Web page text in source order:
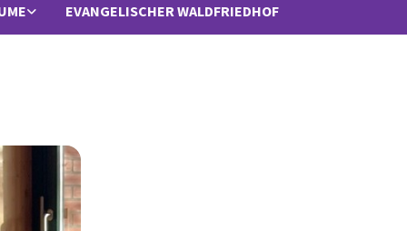
EVANGELISCHER WALDFRIEDHOF